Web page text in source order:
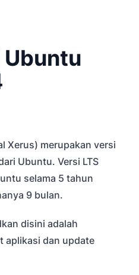
Xerus) merupakan versi
Ubuntu. Versi LTS
selama 5 tahun
9 bulan.
disini adalah
aplikasi dan update